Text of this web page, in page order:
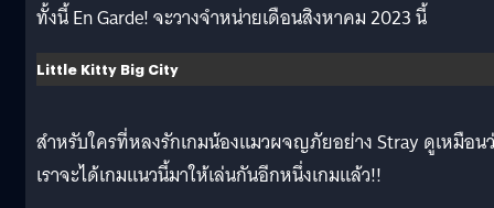
ทั้งนี้ En Garde! จะวางจำหน่ายเดือนสิงหาคม 2023 นี้
Little Kitty Big City
สำหรับใครที่หลงรักเกมน้องแมวผจญภัยอย่าง Stray ดูเหมือน
เราจะได้เกมแนวนี้มาให้เล่นกันอีกหนึ่งเกมแล้ว!!